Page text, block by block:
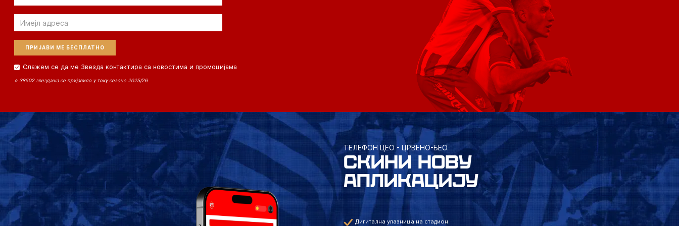
Email
Слажем се да ме Звезда контактира са новостима и промоцијама
⭐ 38502 звездаша се пријавило у току сезоне 2025/26
ТЕЛЕФОН ЦЕО - ЦРВЕНО-БЕО
СКИНИ НОВУ
АПЛИКАЦИЈУ
Дигитална улазница на стадион